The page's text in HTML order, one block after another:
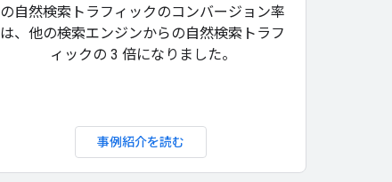
の自然検索トラフィックのコンバージョン率
は、他の検索エンジンからの自然検索トラフ
ィックの 3 倍になりました。
事例紹介を読む